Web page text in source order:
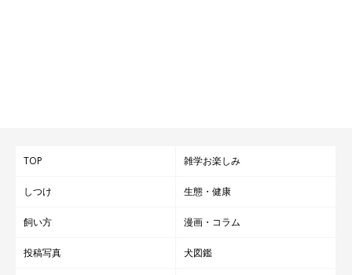
TOP 雑学お楽しみ
しつけ 生態・健康
飼い方 漫画・コラム
投稿写真 犬図鑑